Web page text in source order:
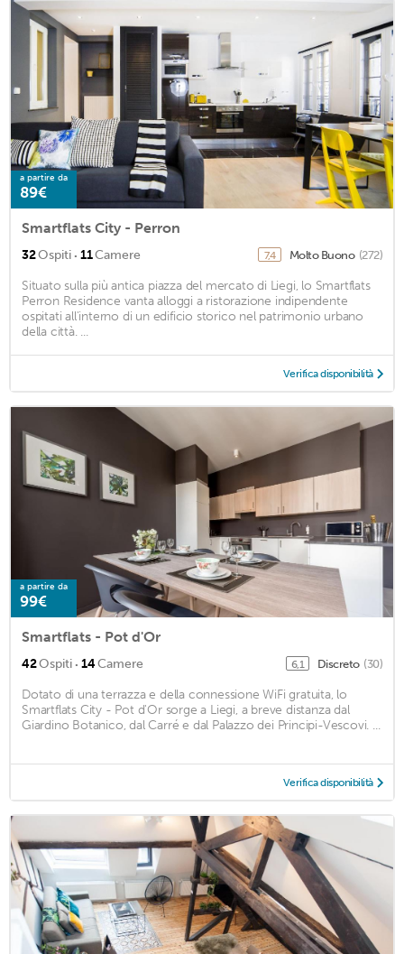
a partire da
89€
Smartflats City - Perron
32Ospiti · 11Camere 7,4 Molto Buono (272)
Situato sulla più antica piazza del mercato di Liegi, lo Smartflats
Perron Residence vanta alloggi a ristorazione indipendente
ospitati all'interno di un edificio storico nel patrimonio urbano
della città. ...
Verifica disponibilità
a partire da
99€
Smartflats - Pot d'Or
42Ospiti · 14Camere 6,1 Discreto (30)
Dotato di una terrazza e della connessione WiFi gratuita, lo
Smartflats City - Pot d'Or sorge a Liegi, a breve distanza dal
Giardino Botanico, dal Carré e dal Palazzo dei Principi-Vescovi. ...
Verifica disponibilità